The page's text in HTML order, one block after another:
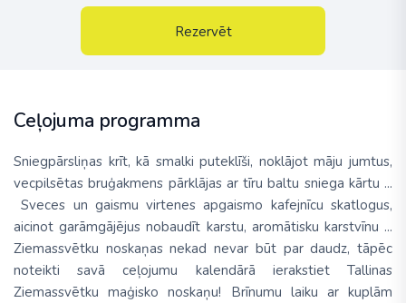
Ceļojuma programma
Sniegpārsliņas krīt, kā smalki puteklīši, noklājot māju jumtus,
vecpilsētas bruģakmens pārklājas ar tīru baltu sniega kārtu ...
Sveces un gaismu virtenes apgaismo kafejnīcu skatlogus,
aicinot garāmgājējus nobaudīt karstu, aromātisku karstvīnu ...
Ziemassvētku noskaņas nekad nevar būt par daudz, tāpēc
noteikti savā ceļojumu kalendārā ierakstiet Tallinas
Ziemassvētku maģisko noskaņu! Brīnumu laiku ar kuplām
Rezervēt